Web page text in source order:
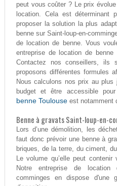
peut vous coûter ? Le prix
location. Cela est déterminant
proposer la solution la plus
benne sur Saint-loup-en-
de location de benne. Vous
entreprise de location de benne
Contactez nos conseillers, ils
proposons différentes formules
Nous calculons nos prix au
budget et être accessible
benne Toulouseest notamment
Benne à gravats Saint-loup-en-
Lors d’une démolition, les
faut donc prévoir une benne à
briques, de la terre, du ciment,
Le volume qu’elle peut
Notre entreprise de location
comminges en dispose d'une